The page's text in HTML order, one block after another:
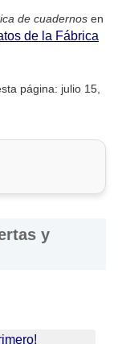
de cuadernos en
de la Fábrica
página: julio 15,
y